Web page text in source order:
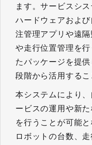
ます。サービスシ
ハードウェアおよ
注管理アプリや遠
や走行位置管理を
たパッケージを提
段階から活用するこ
本システムにより
ービスの運用や新
を行うことが可能
ロボットの台数、